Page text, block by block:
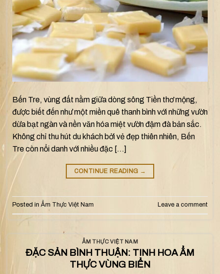
Bến Tre, vùng đất nằm giữa dòng sông Tiền thơ mộng,
được biết đến như một miền quê thanh bình với những vườn
dừa bạt ngàn và nền văn hóa miệt vườn đậm đà bản sắc.
Không chỉ thu hút du khách bởi vẻ đẹp thiên nhiên, Bến
Tre còn nổi danh với nhiều đặc […]
CONTINUE READING →
Posted in Ẩm Thực Việt Nam Leave a comment
ẨM THỰC VIỆT NAM
ĐẶC SẢN BÌNH THUẬN: TINH HOA ẨM
THỰC VÙNG BIỂN